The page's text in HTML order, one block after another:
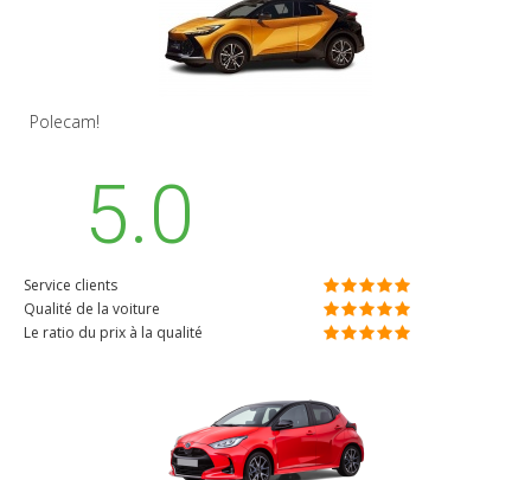
Polecam!
5.0
Service clients
Qualité de la voiture
Le ratio du prix à la qualité